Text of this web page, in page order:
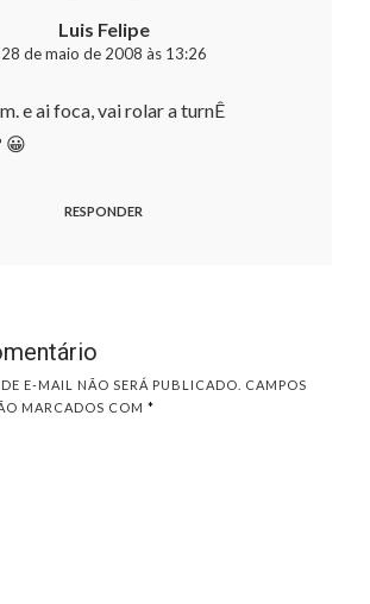
Luis Felipe
28 de maio de 2008 às 13:26
e ai foca, vai rolar a turnÊ
😀
RESPONDER
E-MAIL NÃO SERÁ PUBLICADO.
CAMPOS
MARCADOS COM *